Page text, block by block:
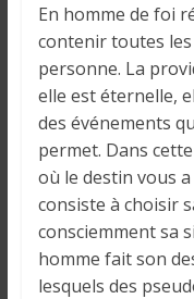
En homme de foi
contenir toutes
personne. La
elle est éternelle,
des événements
permet. Dans
où le destin vous
consiste à choisir
consciemment sa
homme fait son
lesquels des